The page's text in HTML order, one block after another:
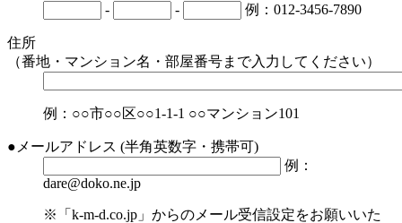
-
- 例：012-3456-7890
住所
（番地・マンション名・部屋番号まで入力してください）
例：○○市○○区○○1-1-1 ○○マンション101
● メールアドレス (半角英数字・携帯可)
例：
dare@doko.ne.jp
※「k-m-d.co.jp」からのメール受信設定をお願いいた